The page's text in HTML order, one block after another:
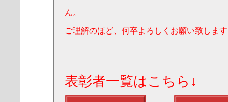
ん。
ご理解のほど、何卒よろしくお願い致しま
表彰者一覧はこち